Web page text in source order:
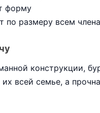
форму
по размеру всем
конструкции,
всей семье, а